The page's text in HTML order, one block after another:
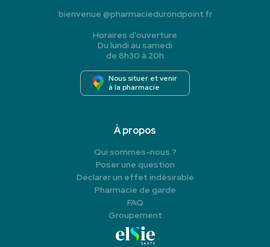
bienvenue @pharmaciedurondpoint.fr
Horaires d’ouverture
Du lundi au samedi
de 8h30 à 20h
Nous situer et venir
à la pharmacie
À propos
Qui sommes-nous ?
Poser une question
Déclarer un effet indésirable
Pharmacie de garde
FAQ
Groupement